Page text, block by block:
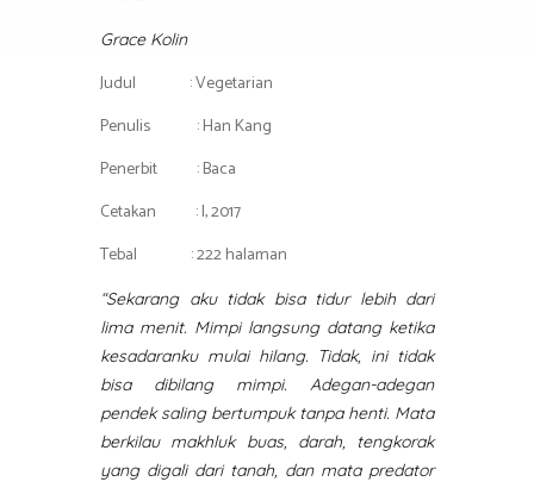
ok
p
p
ar
e
Grace Kolin
Judul : Vegetarian
Penulis : Han Kang
Penerbit : Baca
Cetakan : I, 2017
Tebal : 222 halaman
“Sekarang aku tidak bisa tidur lebih dari
lima menit. Mimpi langsung datang ketika
kesadaranku mulai hilang. Tidak, ini tidak
bisa dibilang mimpi. Adegan-adegan
pendek saling bertumpuk tanpa henti. Mata
berkilau makhluk buas, darah, tengkorak
yang digali dari tanah, dan mata predator